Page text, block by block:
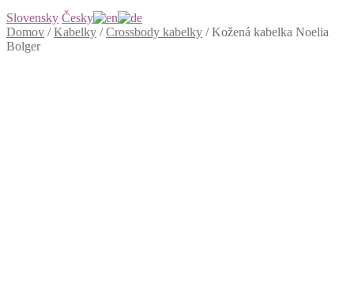
Slovensky Česky
Domov /Kabelky /Crossbody kabelky /Kožená kabelka Noelia
Bolger